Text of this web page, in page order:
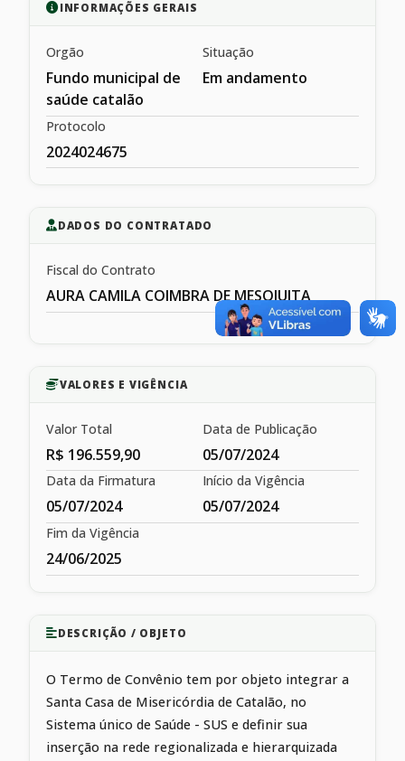
INFORMAÇÕES GERAIS
Orgão
Fundo municipal de
saúde catalão
Situação
Em andamento
Protocolo
2024024675
DADOS DO CONTRATADO
Fiscal do Contrato
AURA CAMILA COIMBRA DE MESQIUITA
VALORES E VIGÊNCIA
Valor Total
R$ 196.559,90
Data de Publicação
05/07/2024
Data da Firmatura
05/07/2024
Início da Vigência
05/07/2024
Fim da Vigência
24/06/2025
DESCRIÇÃO / OBJETO
O Termo de Convênio tem por objeto integrar a
Santa Casa de Misericórdia de Catalão, no
Sistema único de Saúde - SUS e definir sua
inserção na rede regionalizada e hierarquizada